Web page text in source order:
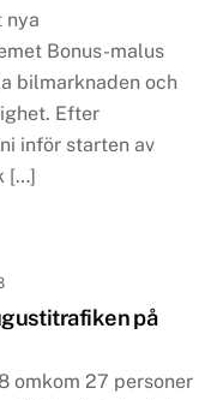
nya
Bonus-malus
bilmarknaden och
Efter
inför starten av
[…]
på
omkom 27 personer